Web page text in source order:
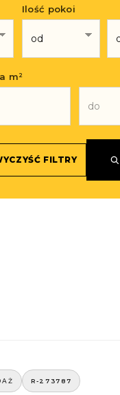
Ilość pokoi
m²
FILTRY
R-273787